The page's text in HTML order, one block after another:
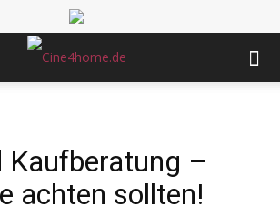
Kaufberatung –
achten sollten!